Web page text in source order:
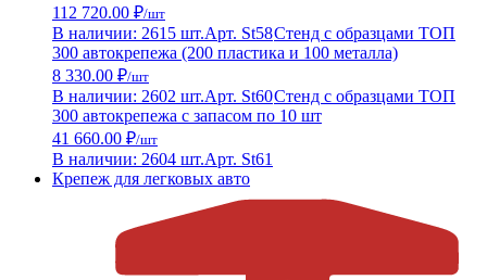
112 720.00 ₽/шт
В наличии: 2615 шт.Арт. St58Стенд с образцами ТОП
300 автокрепежа (200 пластика и 100 металла)
8 330.00 ₽/шт
В наличии: 2602 шт.Арт. St60Стенд с образцами ТОП
300 автокрепежа с запасом по 10 шт
41 660.00 ₽/шт
В наличии: 2604 шт.Арт. St61
Крепеж для легковых авто